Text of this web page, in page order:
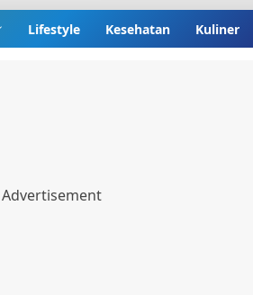
Lifestyle Kesehatan Kuliner